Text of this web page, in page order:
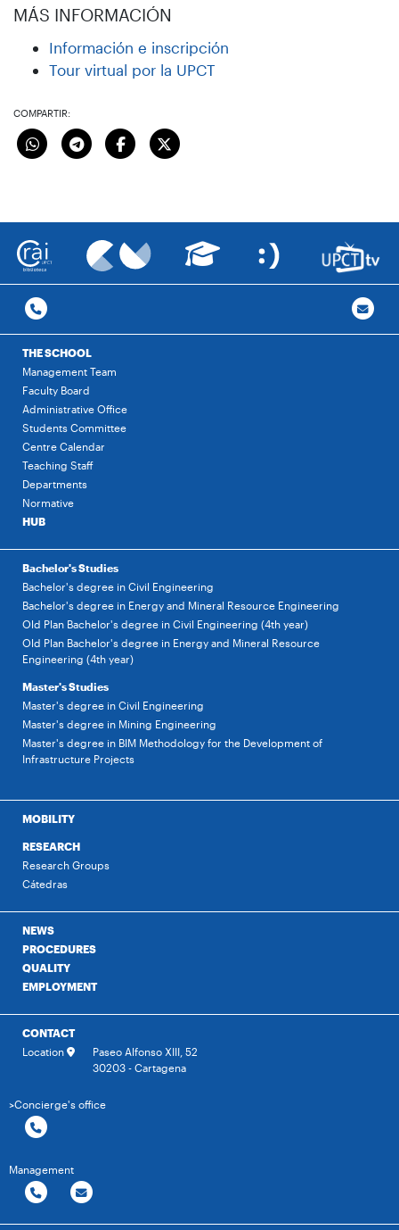
MÁS INFORMACIÓN
Información e inscripción
Tour virtual por la UPCT
COMPARTIR:
THE SCHOOL
Management Team
Faculty Board
Administrative Office
Students Committee
Centre Calendar
Teaching Staff
Departments
Normative
HUB
Bachelor's Studies
Bachelor's degree in Civil Engineering
Bachelor's degree in Energy and Mineral Resource Engineering
Old Plan Bachelor's degree in Civil Engineering (4th year)
Old Plan Bachelor's degree in Energy and Mineral Resource
Engineering (4th year)
Master's Studies
Master's degree in Civil Engineering
Master's degree in Mining Engineering
Master's degree in BIM Methodology for the Development of
Infrastructure Projects
MOBILITY
RESEARCH
Research Groups
Cátedras
NEWS
PROCEDURES
QUALITY
EMPLOYMENT
CONTACT
Location
Paseo Alfonso XIII, 52
30203 - Cartagena
>Concierge's office
Management